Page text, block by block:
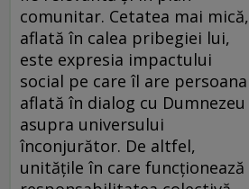
comunitar. Cetatea mai mică,
aflată în calea pribegiei lui,
este expresia impactului
social pe care îl are persoana
aflată în dialog cu Dumnezeu
asupra universului
înconjurător. De altfel,
unitățile în care funcționează